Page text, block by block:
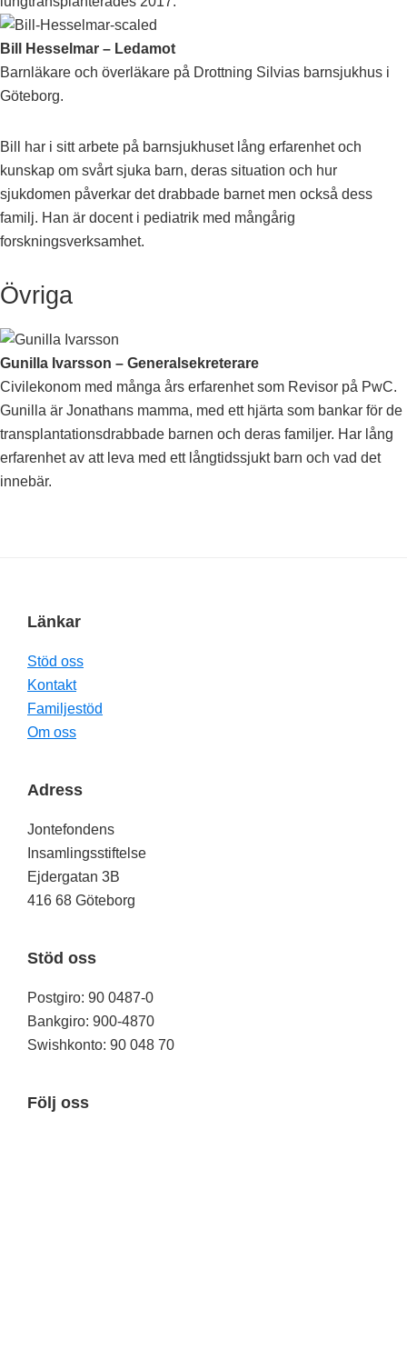
Bill Hesselmar – Ledamot
Barnläkare och överläkare på Drottning Silvias barnsjukhus i
Göteborg.
Bill har i sitt arbete på barnsjukhuset lång erfarenhet och
kunskap om svårt sjuka barn, deras situation och hur
sjukdomen påverkar det drabbade barnet men också dess
familj. Han är docent i pediatrik med mångårig
forskningsverksamhet.
Övriga
Gunilla Ivarsson – Generalsekreterare
Civilekonom med många års erfarenhet som Revisor på PwC.
Gunilla är Jonathans mamma, med ett hjärta som bankar för de
transplantationsdrabbade barnen och deras familjer. Har lång
erfarenhet av att leva med ett långtidssjukt barn och vad det
innebär.
Footer
Länkar
Stöd oss
Kontakt
Familjestöd
Om oss
Adress
Jontefondens
Insamlingsstiftelse
Ejdergatan 3B
416 68 Göteborg
Stöd oss
Postgiro: 90 0487-0
Bankgiro: 900-4870
Swishkonto: 90 048 70
Följ oss